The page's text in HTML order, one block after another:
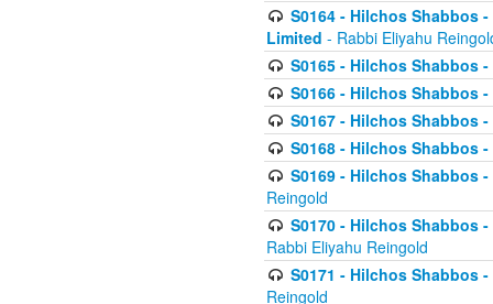
S0164 - Hilchos Shabbos
Limited - Rabbi Eliyahu
S0165 - Hilchos Shabbos
S0166 - Hilchos Shabbos
S0167 - Hilchos Shabbos
S0168 - Hilchos Shabbos
S0169 - Hilchos Shabbos
Reingold
S0170 - Hilchos Shabbos
Rabbi Eliyahu Reingold
S0171 - Hilchos Shabbos
Reingold